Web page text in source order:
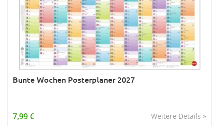
Bunte Wochen Posterplaner 2027
Weitere Details »
7,99 €